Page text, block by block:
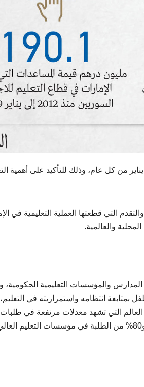
اليوم العالم احتفاله باليوم الدولي للتعليم، والذي يوافق الـ 24 من يناير من كل عام، وذلك للتأكيد على
التي قطعتها العملية التعليمية في
والعالمية.
والمؤسسات التعليمية الحكومية،
بمتابعة انتظامه واستمراريته في
العالم التي تشهد معدلات مرتفعة في طلبات
الالتحاق بمؤسسات التعليم العالي، وبشكل عام يلتحق حوالي 95 % من الطالبات، و80% من الطلبة في مؤسسات